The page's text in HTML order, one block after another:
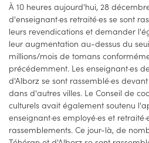
À 10 heures aujourd'hui, 28
d'enseignant·es retraité·es se sont
leurs revendications et demander
leur augmentation au-dessus du
millions/mois de tomans
précédemment. Les enseignant·es
d'Alborz se sont rassemblé·es
dans d'autres villes. Le Conseil de
culturels avait également soutenu
enseignant·es employé·es et
rassemblements. Ce jour-là, de